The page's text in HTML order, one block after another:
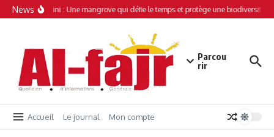
Aller au contenu
News
Simamboini : Une mangrove qui défie le temps et protège une biodiversité
Parcou
rir
Accueil Le journal Mon compte